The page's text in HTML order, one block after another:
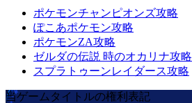
ポケモンチャンピオンズ攻略
ぽこあポケモン攻略
ポケモンZA攻略
ゼルダの伝説 時のオカリナ攻略
スプラトゥーンレイダース攻略
当ゲームタイトルの権利表記